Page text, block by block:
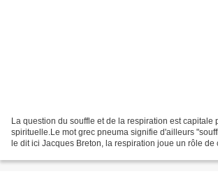
La question du souffle et de la respiration est capitale
spirituelle.Le mot grec pneuma signifie d'ailleurs
le dit ici Jacques Breton, la respiration joue un rôle de